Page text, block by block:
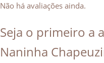
Não há avaliações ainda.
Seja o primeiro a
Naninha